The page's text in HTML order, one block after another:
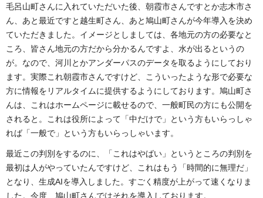
毛呂山町さんに入れていただいた後、朝霞市さんですとか志木市さ
ん、あと最近ですと越生町さん、あと鳩山町さんが今年導入を決め
ていただきました。イメージとしましては、各地元の方の必要なと
ころ、皆さん地元の方だから分かるんですよ、水が出るというの
が。なので、河川とかアンダーパスのデータを取るようにしており
ます。実際これ朝霞市さんですけど、こういったような形で必要な
方に情報をリアルタイムに提供するようにしております。鳩山町さ
んは、これはホームページに載せるので、一般町民の方にも公開を
されると。これは役所によって「中だけで」という方もいらっしゃ
れば「一般で」という方もいらっしゃいます。
最近この判別をするのに、「これはやばい」というところの判別を
最初は人がやっていたんですけど、これはもう「時間的に無理だ」
となり、生成AIを導入しました。すごく精度が上がって速くなりま
した。今度、鳩山町さんではそれを導入しております。